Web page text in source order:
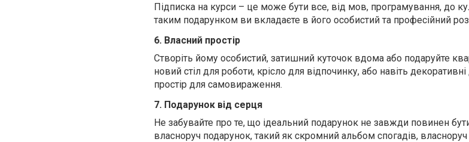
Підписка на курси – це може бути все, від мов, програмування, до
таким подарунком ви вкладаєте в його особистий та професійний
6. Власний простір
Створіть йому особистий, затишний куточок вдома або подаруйте
новий стіл для роботи, крісло для відпочинку, або навіть
простір для самовираження.
7. Подарунок від серця
Не забувайте про те, що ідеальний подарунок не завжди повинен
власноруч подарунок, такий як скромний альбом спогадів, власноруч